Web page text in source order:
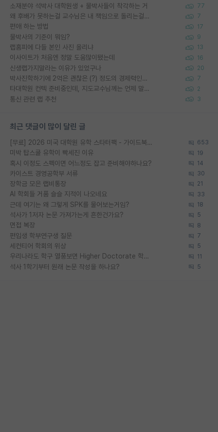
소재분야 석박사 대학원생 + 물박사들이 착각하는 거 77
왜 후배가 못하는걸 교수님은 내 책임으로 돌리는걸까요? 7
편애 하는 방법 17
물박사의 기준이 뭐임? 9
랩홈피에 다들 본인 사진 올리냐 13
이사이트가 처음엔 정말 도움많이됐는데 16
신생랩가지말라는 이유가 있었구나 20
박사진학하기에 2억은 괜찮은 (?) 정도의 경제력인가요 7
타대학원 컨텍 준비중인데, 지도교수님께는 언제 말씀드려야 할까요? 2
통신 관련 랩 추천 3
최근 댓글이 많이 달린 글
[무료] 2026 미국 대학원 유학 스타터팩 - 가이드북 & 합격자 컨택메일 템플릿 653
미박 탑스쿨 유학이 빡세진 이유 19
혹시 이정도 스펙이면 어느정도 잡고 준비해야하나요? 14
카이스트 경영공학부 서류 30
장학금 모은 랩비통장 21
AI 학회들 거품 슬슬 지적이 나오네요 33
근데 여기는 왜 그렇게 SPK를 물어보는거임? 18
석사가 1저자 논문 가져가는게 흔한건가요? 5
면접 복장 8
편입생 학부연구생 질문 7
세컨티어 학회의 위상 5
우리나라도 학구 열풍보면 Higher Doctorate 학위가 필요하다고 봅니다. 11
석사 1학기부터 원래 논문 작성을 하나요? 5